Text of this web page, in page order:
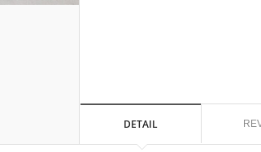
DETAIL